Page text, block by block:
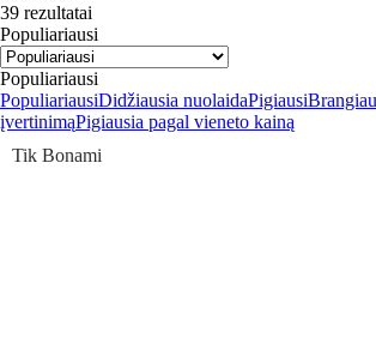
39 rezultatai
Populiariausi
Populiariausi
PopuliariausiDidžiausia nuolaidaPigiausi
įvertinimąPigiausia pagal vieneto kainą
Tik Bonami